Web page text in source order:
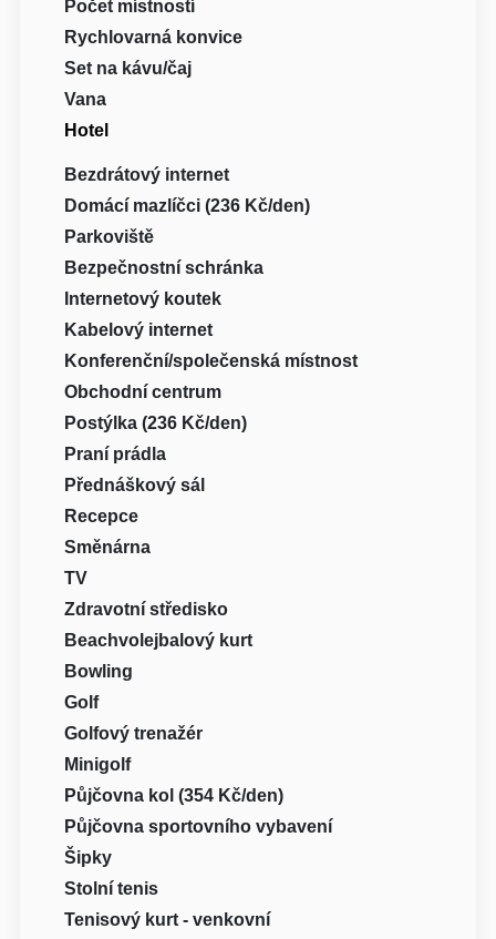
Počet místností
Rychlovarná konvice
Set na kávu/čaj
Vana
Hotel
Bezdrátový internet
Domácí mazlíčci (236 Kč/den)
Parkoviště
Bezpečnostní schránka
Internetový koutek
Kabelový internet
Konferenční/společenská místnost
Obchodní centrum
Postýlka (236 Kč/den)
Praní prádla
Přednáškový sál
Recepce
Směnárna
TV
Zdravotní středisko
Beachvolejbalový kurt
Bowling
Golf
Golfový trenažér
Minigolf
Půjčovna kol (354 Kč/den)
Půjčovna sportovního vybavení
Šipky
Stolní tenis
Tenisový kurt - venkovní